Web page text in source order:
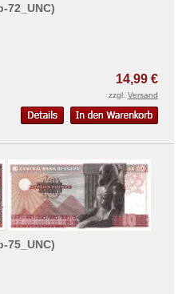
72_UNC)
14,99 €
zzgl. Versand
75_UNC)